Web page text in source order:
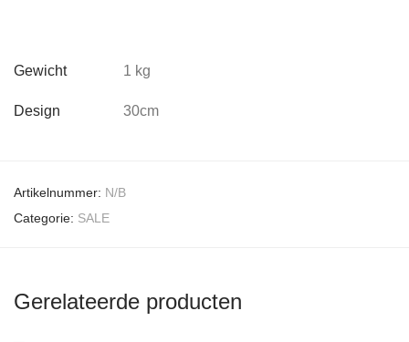
Gewicht 1 kg
Design 30cm
Artikelnummer: N/B
Categorie: SALE
Gerelateerde producten